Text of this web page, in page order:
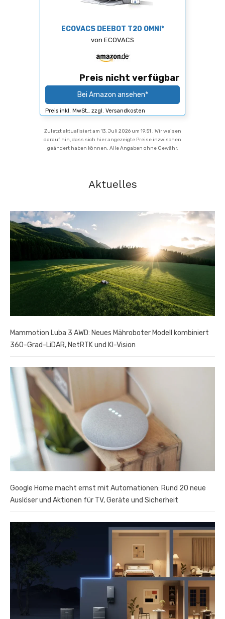
ECOVACS DEEBOT T20 OMNI*
von ECOVACS
Preis nicht verfügbar
Bei Amazon ansehen*
Preis inkl. MwSt., zzgl. Versandkosten
Zuletzt aktualisiert am 13. Juli 2026 um 19:51 . Wir weisen
darauf hin, dass sich hier angezeigte Preise inzwischen
geändert haben können. Alle Angaben ohne Gewähr.
Aktuelles
Mammotion Luba 3 AWD: Neues Mähroboter Modell kombiniert
360-Grad-LiDAR, NetRTK und KI-Vision
Google Home macht ernst mit Automationen: Rund 20 neue
Auslöser und Aktionen für TV, Geräte und Sicherheit